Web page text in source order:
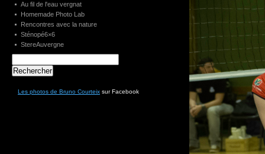
Au fil de l'eau vergnat
Homemade Photo Lab
Rencontres avec la nature
Sténopé6×6
StereAuvergne
Les photos de Bruno Courteix sur Facebook